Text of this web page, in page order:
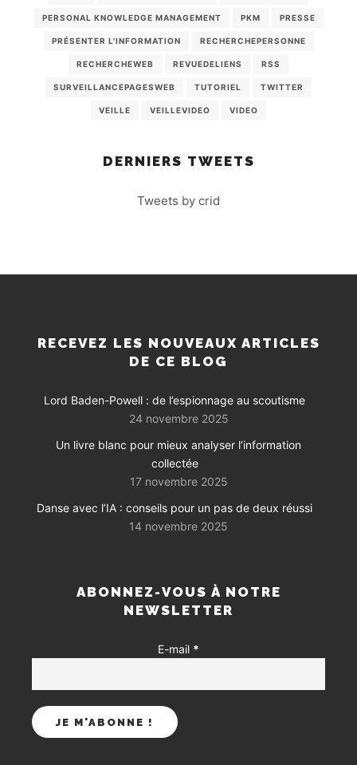
PERSONAL KNOWLEDGE MANAGEMENT PKM PRESSE
PRÉSENTER L'INFORMATION RECHERCHEPERSONNE
RECHERCHEWEB REVUEDELIENS RSS
SURVEILLANCEPAGESWEB TUTORIEL TWITTER
VEILLE VEILLEVIDEO VIDEO
DERNIERS TWEETS
Tweets by crid
RECEVEZ LES NOUVEAUX ARTICLES
DE CE BLOG
Lord Baden-Powell : de l’espionnage au scoutisme
24 novembre 2025
Un livre blanc pour mieux analyser l’information
collectée
17 novembre 2025
Danse avec l’IA : conseils pour un pas de deux réussi
14 novembre 2025
ABONNEZ-VOUS À NOTRE
NEWSLETTER
E-mail *